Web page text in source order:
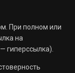
При полном или
на
гиперссылка).